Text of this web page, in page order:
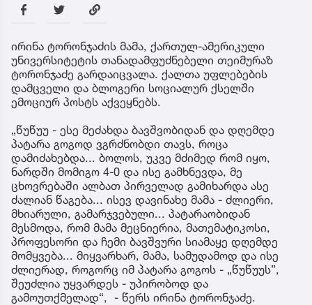
ირინა ტორონჯაძის მამა, ქართულ-ამერიკული
უნივერსიტეტის თანადამფუძნებელი თეიმურაზ
ტორონჯაძე გარდაიცვალა. ქალთა უფლებების
დამცველი და ბლოგერი სოციალურ ქსელში
ემოციურ პოსტს აქვეყნებს.
„წუწუუ - ესე მეძახდა ბავშვობიდან და დღემდე
პატარა გოგოდ ვგრძნობდი თავს, როცა
დამიძახებდა... ბოლოს, უკვე მძიმედ რომ იყო,
ნარდში მომიგო 4-0 და ისე გამხნევდა, მე
ცხოვრებაში ალბათ პირველად გამიხარდა ასე
ძალიან წაგება... ისევ დავინახე მამა - ძლიერი,
მხიარული, გამარჯვებული... პატარაობიდან
მესმოდა, რომ მამა მეცნიერია, მათემატიკოსი,
პროფესორი და ჩემი ბავშვური სიამაყე დღემდე
მომყვება... მიყვარხარ, მამა, სამუდამოდ და ისე
ძლიერად, როგორც იმ პატარა გოგოს - „წუწუუს”,
შეუძლია უყვარდეს - უპირობოდ და
გამოუთქმელად“, - წერს ირინა ტორონჯაძე.